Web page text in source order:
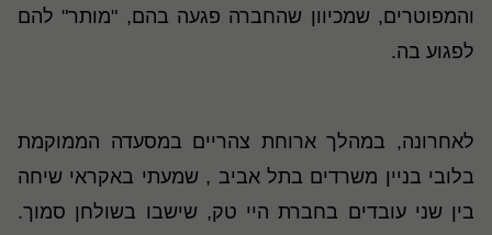
והמפוטרים, שמכיוון שהחברה פגעה בהם, "מותר" להם
לפגוע בה.
לאחרונה, במהלך ארוחת צהריים במסעדה הממוקמת
בלובי בניין משרדים בתל אביב , שמעתי באקראי שיחה
בין שני עובדים בחברת היי טק, שישבו בשולחן סמוך.